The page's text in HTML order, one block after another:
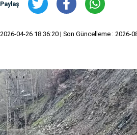
Paylaş
2026-04-26 18:36:20 | Son Güncelleme : 2026-